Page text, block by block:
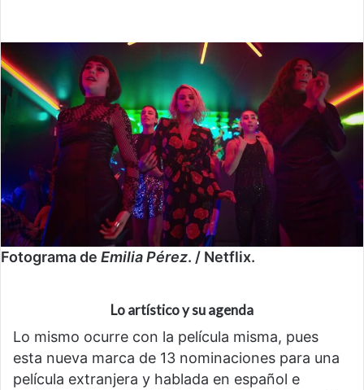
Fotograma de Emilia Pérez. / Netflix.
Lo artístico y su agenda
Lo mismo ocurre con la película misma, pues
esta nueva marca de 13 nominaciones para una
película extranjera y hablada en español e